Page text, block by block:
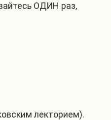
ОДИН раз,
лекторием).